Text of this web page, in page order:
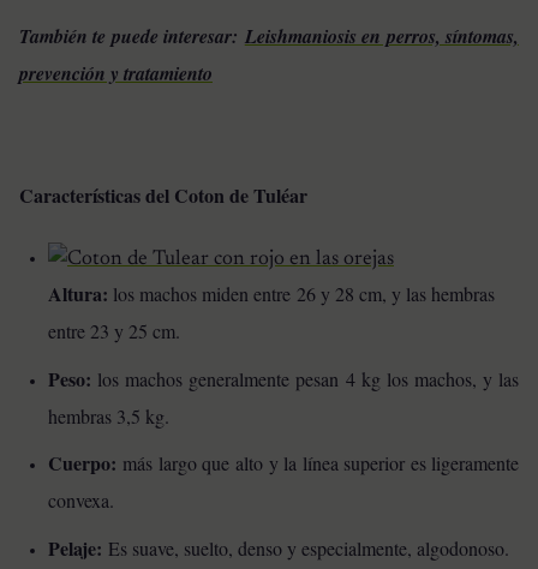
También te puede interesar: Leishmaniosis en perros, síntomas,
prevención y tratamiento
Características del Coton de Tuléar
Altura: los machos miden entre 26 y 28 cm, y las hembras
entre 23 y 25 cm.
Peso: los machos generalmente pesan 4 kg los machos, y las
hembras 3,5 kg.
Cuerpo: más largo que alto y la línea superior es ligeramente
convexa.
Pelaje: Es suave, suelto, denso y especialmente, algodonoso.